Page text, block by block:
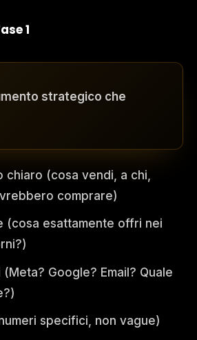
1
strategico che
chiaro (cosa vendi, a chi,
comprare)
(cosa esattamente offri nei
Google? Email? Quale
specifici, non vague)